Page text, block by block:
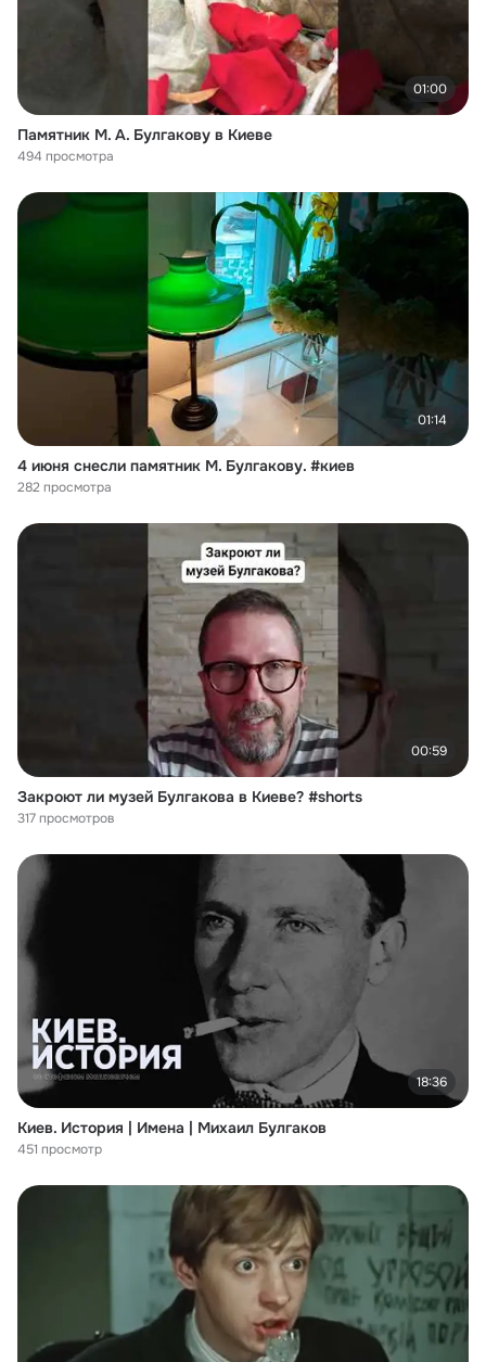
01:00
Памятник М. А. Булгакову в Киеве
494 просмотра
01:14
4 июня снесли памятник М. Булгакову. #киев
282 просмотра
00:59
Закроют ли музей Булгакова в Киеве? #shorts
317 просмотров
18:36
Киев. История | Имена | Михаил Булгаков
451 просмотр